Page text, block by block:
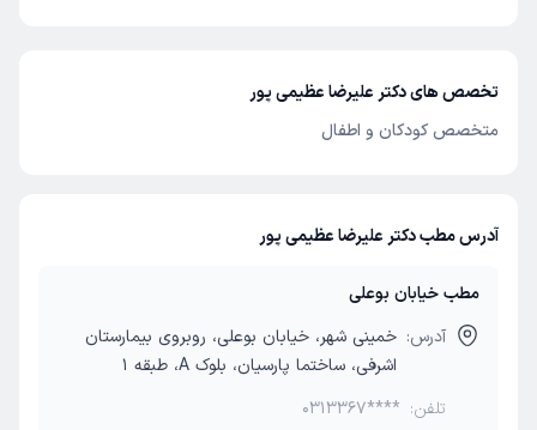
تخصص های دکتر علیرضا عظیمی پور
متخصص کودکان و اطفال
آدرس مطب دکتر علیرضا عظیمی پور
مطب خیابان بوعلی
آدرس: خمینی شهر، خیابان بوعلی، روبروی بیمارستان
اشرفی، ساختما پارسیان، بلوک A، طبقه 1
تلفن: 0313367****